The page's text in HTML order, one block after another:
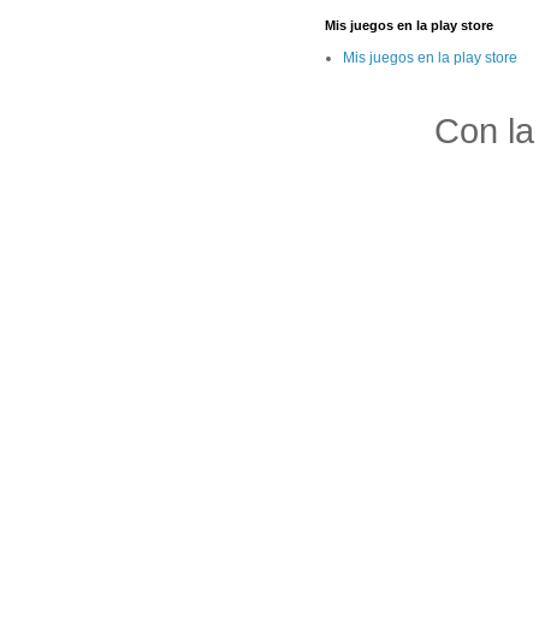
Mis juegos en la play store
Mis juegos en la play store
Con